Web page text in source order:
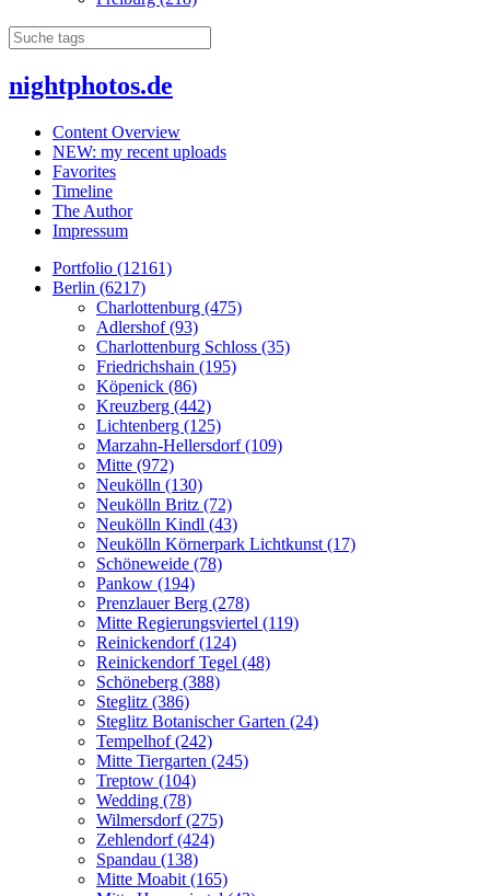
nightphotos.de
Content Overview
NEW: my recent uploads
Favorites
Timeline
The Author
Impressum
Portfolio (12161)
Berlin (6217)
Charlottenburg (475)
Adlershof (93)
Charlottenburg Schloss (35)
Friedrichshain (195)
Köpenick (86)
Kreuzberg (442)
Lichtenberg (125)
Marzahn-Hellersdorf (109)
Mitte (972)
Neukölln (130)
Neukölln Britz (72)
Neukölln Kindl (43)
Neukölln Körnerpark Lichtkunst (17)
Schöneweide (78)
Pankow (194)
Prenzlauer Berg (278)
Mitte Regierungsviertel (119)
Reinickendorf (124)
Reinickendorf Tegel (48)
Schöneberg (388)
Steglitz (386)
Steglitz Botanischer Garten (24)
Tempelhof (242)
Mitte Tiergarten (245)
Treptow (104)
Wedding (78)
Wilmersdorf (275)
Zehlendorf (424)
Spandau (138)
Mitte Moabit (165)